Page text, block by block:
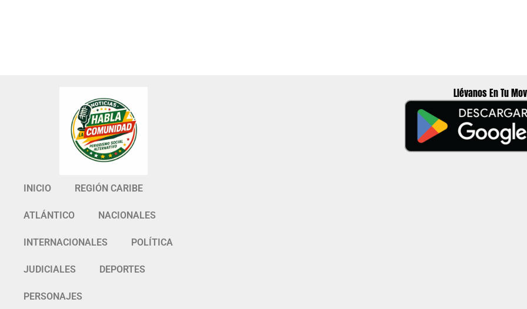
INICIO REGIÓN CARIBE
ATLÁNTICO NACIONALES
INTERNACIONALES POLÍTICA
JUDICIALES DEPORTES
PERSONAJES
Llévanos En Tu